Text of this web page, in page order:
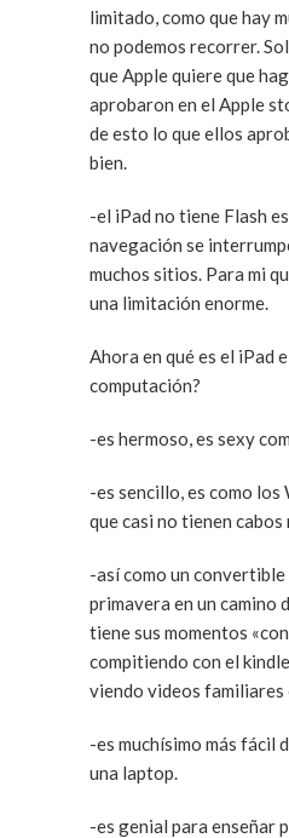
limitado, como que hay
no podemos recorrer. Solo podemos hacer lo
que Apple quiere que
aprobaron en el Apple store. Ahora a
de esto lo que ellos
bien.
-el iPad no tiene Flash
navegación se
muchos sitios. Para mi que no tenga flash es
una limitación enorme.
Ahora en qué es el iPad
computación?
-es hermoso, es sexy
-es sencillo, es como
que casi no tienen cabos
-así como un convertible
primavera en un camino
tiene sus momentos
compitiendo con el
viendo videos
-es muchísimo más fácil
una laptop.
-es genial para enseñar